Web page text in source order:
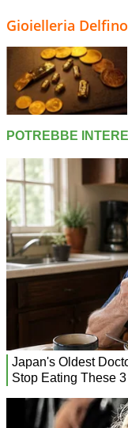
Gioielleria Delfino